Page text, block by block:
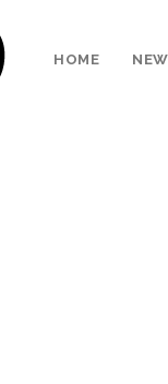
HOME